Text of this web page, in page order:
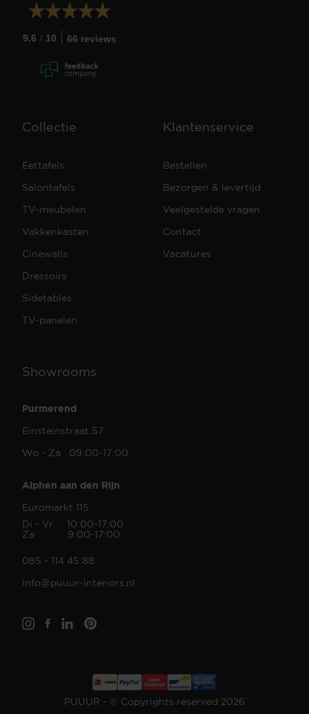
9.6 / 10 66 reviews
Collectie
Eettafels
Salontafels
TV-meubelen
Vakkenkasten
Cinewalls
Dressoirs
Sidetables
TV-panelen
Klantenservice
Bestellen
Bezorgen & levertijd
Veelgestelde vragen
Contact
Vacatures
Showrooms
Purmerend
Einsteinstraat 57
Wo - Za 09:00-17:00
Alphen aan den Rijn
Euromarkt 115
Di - Vr 10:00-17:00
Za 9:00-17:00
085 - 114 45 88
info@puuur-interiors.nl
PUUUR - © Copyrights reserved 2026